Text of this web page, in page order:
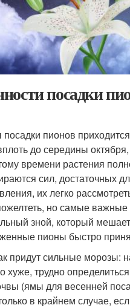
посадки
пионов
до середины
времени растения
сил, достаточных
их легко
но самые
зной, который
пионы быстро
придут сильные морозы:
трудно
(ямы для весенней
в крайнем случае,